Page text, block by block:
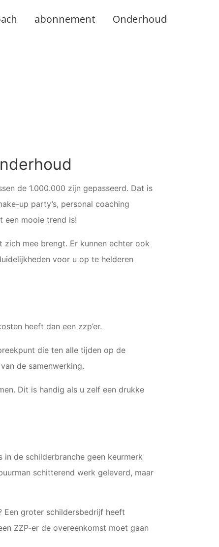
abonnement
Onderhoud
de 1.000.000 zijn gepasseerd. Dat is
up party’s, personal coaching
een mooie trend is!
zich mee brengt. Er kunnen echter ook
voor u op te helderen
heeft dan een zzp’er.
die ten alle tijden op de
de samenwerking.
Dit is handig als u zelf een drukke
in de schilderbranche geen keurmerk
schitterend werk geleverd, maar
Een groter schildersbedrijf heeft
ZZP-er de overeenkomst moet gaan